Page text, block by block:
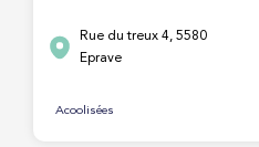
Rue du treux 4, 5580
Eprave
Acoolisées